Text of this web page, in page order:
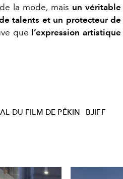
la mode, mais un véritable
talents et un protecteur de
que l’expression artistique
DU FILM DE PÉKIN BJIFF